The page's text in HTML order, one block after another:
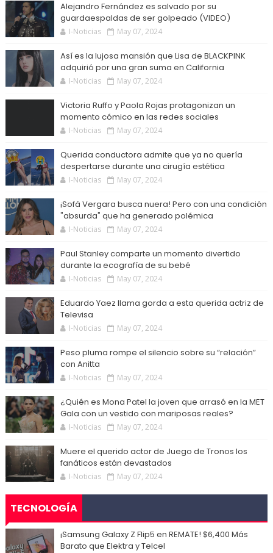
Alejandro Fernández es salvado por su
guardaespaldas de ser golpeado (VIDEO)
I-Noticias May 07, 2024
Así es la lujosa mansión que Lisa de BLACKPINK
adquirió por una gran suma en California
I-Noticias May 07, 2024
Victoria Ruffo y Paola Rojas protagonizan un
momento cómico en las redes sociales
I-Noticias May 07, 2024
Querida conductora admite que ya no quería
despertarse durante una cirugía estética
I-Noticias May 07, 2024
¡Sofá Vergara busca nuera! Pero con una condición
"absurda" que ha generado polémica
I-Noticias May 07, 2024
Paul Stanley comparte un momento divertido
durante la ecografía de su bebé
I-Noticias May 07, 2024
Eduardo Yaez llama gorda a esta querida actriz de
Televisa
I-Noticias May 07, 2024
Peso pluma rompe el silencio sobre su “relación”
con Anitta
I-Noticias May 07, 2024
¿Quién es Mona Patel la joven que arrasó en la MET
Gala con un vestido con mariposas reales?
I-Noticias May 07, 2024
Muere el querido actor de Juego de Tronos los
fanáticos están devastados
I-Noticias May 07, 2024
TECNOLOGÍA
¡Samsung Galaxy Z Flip5 en REMATE! $6,400 Más
Barato que Elektra y Telcel